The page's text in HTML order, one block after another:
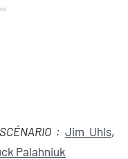
SCÉNARIO : Jim Uhls,
Palahniuk